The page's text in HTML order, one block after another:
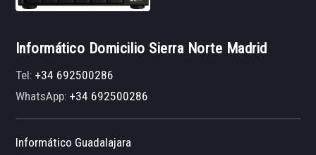
Informático Domicilio Sierra Norte Madrid
Tel:+34 692500286
WhatsApp:+34 692500286
Informático Guadalajara